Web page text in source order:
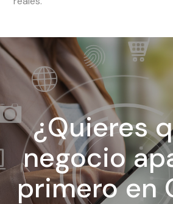
¿Quieres
negocio
primero en